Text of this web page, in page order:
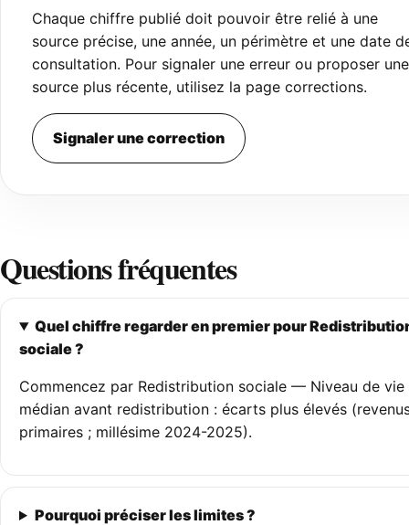
Chaque chiffre publié doit pouvoir être relié à une
source précise, une année, un périmètre et une date
consultation. Pour signaler une erreur ou proposer une
source plus récente, utilisez la page corrections.
Signaler une correction
Questions fréquentes
Quel chiffre regarder en premier pour
sociale ?
Commencez par Redistribution sociale — Niveau de vie
médian avant redistribution : écarts plus élevés
primaires ; millésime 2024-2025).
Pourquoi préciser les limites ?